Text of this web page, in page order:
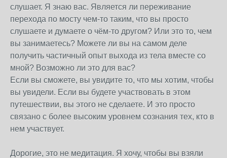
слушает. Я знаю вас. Является ли переживание
перехода по мосту чем-то таким, что вы просто
слушаете и думаете о чём-то другом? Или это то, чем
вы занимаетесь? Можете ли вы на самом деле
получить частичный опыт выхода из тела вместе со
мной? Возможно ли это для вас?
Если вы сможете, вы увидите то, что мы хотим, чтобы
вы увидели. Если вы будете участвовать в этом
путешествии, вы этого не сделаете. И это просто
связано с более высоким уровнем сознания тех, кто в
нем участвует.
Дорогие, это не медитация. Я хочу, чтобы вы взяли